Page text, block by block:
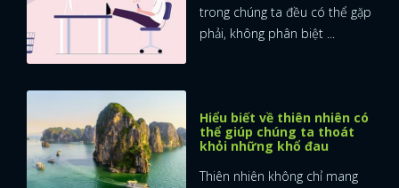
trong chúng ta đều có thể gặp
phải, không phân biệt ...
Hiểu biết về thiên nhiên có
thể giúp chúng ta thoát
khỏi những khổ đau
Thiên nhiên không chỉ mang